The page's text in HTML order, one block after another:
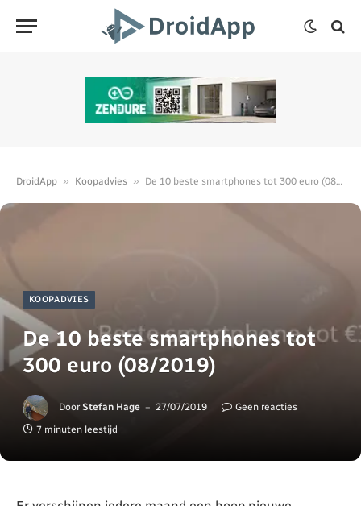
DroidApp » Koopadvies » De 10 beste smartphones tot 300 euro (08/2019)
KOOPADVIES
De 10 beste smartphones tot
300 euro (08/2019)
Door Stefan Hage 27/07/2019
Geen reacties
7 minuten leestijd